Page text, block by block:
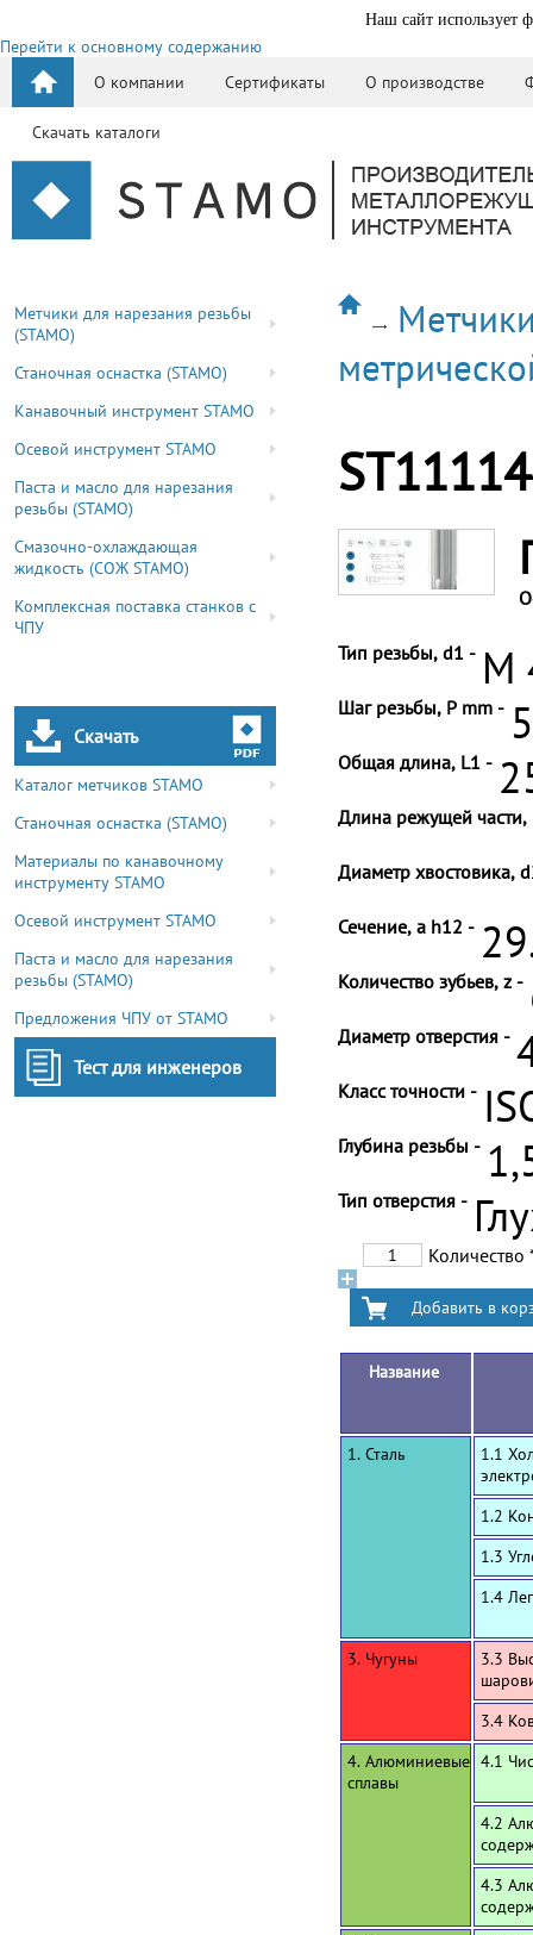
Наш сайт использует
Перейти к основному содержанию
О компании
Сертификаты О производстве
Скачать каталоги
Метчики для нарезания резьбы
(STAMO)
Станочная оснастка (STAMO)
Канавочный инструмент STAMO
Осевой инструмент STAMO
Паста и масло для нарезания
резьбы (STAMO)
Смазочно-охлаждающая
жидкость (СОЖ STAMO)
Комплексная поставка станков с
ЧПУ
Скачать
Каталог метчиков STAMO
Станочная оснастка (STAMO)
Материалы по канавочному
инструменту STAMO
Осевой инструмент STAMO
Паста и масло для нарезания
резьбы (STAMO)
Предложения ЧПУ от STAMO
Тест для инженеров
Тип резьбы, d1 - M
Шаг резьбы, P mm -
Общая длина, L1 -
Длина режущей части,
Диаметр хвостовика,
Сечение, a h12 -
Количество зубьев, z -
Диаметр отверстия -
Класс точности -
Глубина резьбы -
Тип отверстия -
Количество
Название
1. Сталь
1.1
1.2
1.3
1.4
3. Чугуны
3.3
3.4
4. Алюминиевые
сплавы
4.1
4.2
4.3